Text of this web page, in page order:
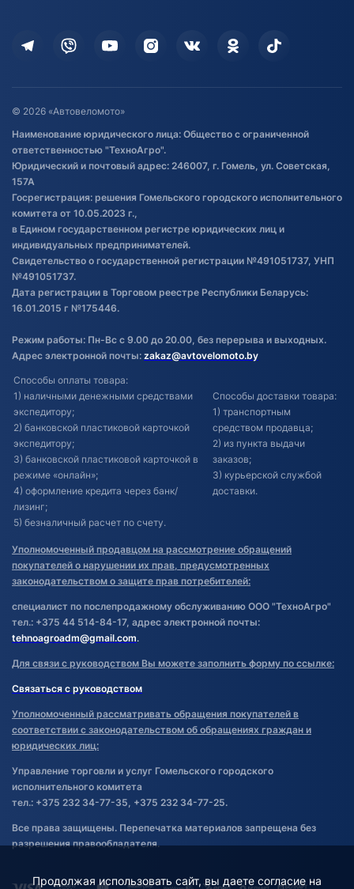
Дополнительные услуги
Оставить отзыв
Договор публичной оферты
Обработка файлов cookie
Постановка транспорта на учет
Обновления в ЭПТС 2024
© 2026 «Автовеломото»
Наименование юридического лица: Общество с ограниченной
ответственностью "ТехноАгро".
Юридический и почтовый адрес: 246007, г. Гомель, ул. Советская,
157А
Госрегистрация: решения Гомельского городского исполнительного
комитета от 10.05.2023 г.,
в Едином государственном регистре юридических лиц и
индивидуальных предпринимателей.
Свидетельство о государственной регистрации №491051737, УНП
№491051737.
Дата регистрации в Торговом реестре Республики Беларусь:
16.01.2015 г №175446.
Режим работы: Пн-Вс с 9.00 до 20.00, без перерыва и выходных.
Адрес электронной почты: zakaz@avtovelomoto.by
Способы оплаты товара:
1) наличными денежными средствами
экспедитору;
2) банковской пластиковой карточкой
экспедитору;
3) банковской пластиковой карточкой в
режиме «онлайн»;
4) оформление кредита через банк/
лизинг;
5) безналичный расчет по счету.
Способы доставки товара:
1) транспортным
средством продавца;
2) из пункта выдачи
заказов;
3) курьерской службой
доставки.
Уполномоченный продавцом на рассмотрение обращений
покупателей о нарушении их прав, предусмотренных
законодательством о защите прав потребителей:
специалист по послепродажному обслуживанию ООО "ТехноАгро"
тел.: +375 44 514-84-17, адрес электронной почты:
tehnoagroadm@gmail.com.
Для связи с руководством Вы можете заполнить форму по ссылке:
Связаться с руководством
Уполномоченный рассматривать обращения покупателей в
соответствии с законодательством об обращениях граждан и
юридических лиц:
Управление торговли и услуг Гомельского городского
исполнительного комитета
тел.: +375 232 34-77-35, +375 232 34-77-25.
Все права защищены. Перепечатка материалов запрещена без
разрешения правообладателя.
Продолжая использовать сайт, вы даете согласие на